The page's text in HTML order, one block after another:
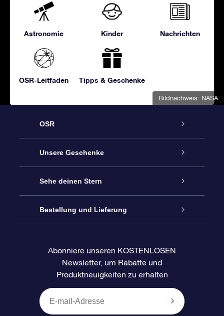
Bildnachweis: NASA
Astronomie Kinder Nachrichten
OSR-Leitfaden Tipps & Geschenke
OSR
Service
Kontakt
Blog
Bewertungen
Unsere Geschenke
Sterne schenken
OSR-Geschenkpaket
OSR-Geschenkgutschein
Firmengeschenke
Sehe deinen Stern
Sternregister
Personalisierte Sternseite
One Million Stars
Bestellung und Lieferung
Zahlungsinformationen
Versandinformationen
Abonniere unseren KOSTENLOSEN
Newsletter, um Rabatte und
Produktneuigkeiten zu erhalten